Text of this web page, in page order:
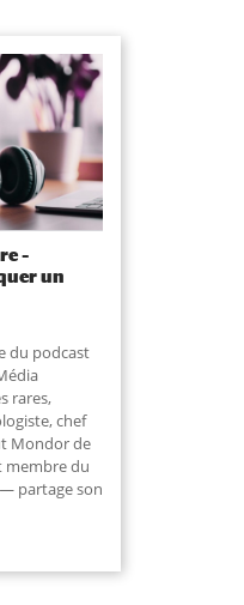
–
un
du podcast
rares,
chef
Mondor de
membre du
partage son